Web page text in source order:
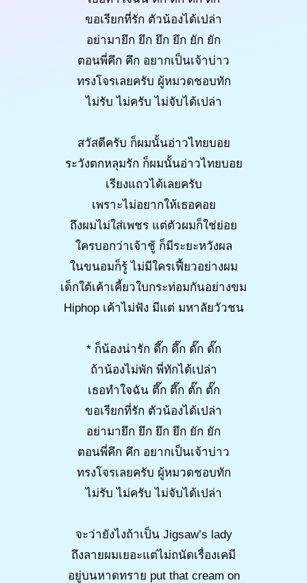
ขอเรียกที่รัก ตัวน้องได้เปล่า
อย่ามายึก ยึก ยึก ยึก ยัก ยัก
ตอนพี่คึก คึก อยากเป็นเจ้าบ่าว
ทรงโจรเลยครับ ผู้หมวดชอบทัก
ไม่รับ ไม่ครับ ไม่จับได้เปล่า
สวัสดีครับ ก็ผมนั้นอ่าวไทยบอย
ระวังตกหลุมรัก ก็ผมนั้นอ่าวไทยบอย
เรียงแถวได้เลยครับ
เพราะไม่อยากให้เธอคอย
ถึงผมไม่ใส่เพชร แต่ตัวผมก็ใช่ย่อย
ใครบอกว่าเจ้าชู้ ก็มีระยะหวังผล
ในขนอมก็รู้ ไม่มีใครเฟี้ยวอย่างผม
เด็กใต้เค้าเคี้ยวใบกระท่อมกันอย่างขม
Hiphop เค้าไม่ฟัง มีแต่ มหาลัยวัวชน
* ก็น้องน่ารัก ดึ๊ก ดึ๊ก ดั๊ก ดั๊ก
ถ้าน้องไม่พัก พี่ทักได้เปล่า
เธอทำใจฉัน ตึ๊ก ตึ๊ก ตั๊ก ตั๊ก
ขอเรียกที่รัก ตัวน้องได้เปล่า
อย่ามายึก ยึก ยึก ยึก ยัก ยัก
ตอนพี่คึก คึก อยากเป็นเจ้าบ่าว
ทรงโจรเลยครับ ผู้หมวดชอบทัก
ไม่รับ ไม่ครับ ไม่จับได้เปล่า
จะว่ายังไงถ้าเป็น Jigsaw’s lady
ถึงลายผมเยอะแต่ไม่ถนัดเรื่องเคมี
อยู่บนหาดทราย put that cream on